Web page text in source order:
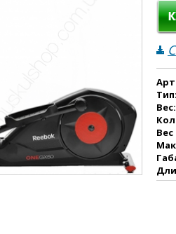
Тип